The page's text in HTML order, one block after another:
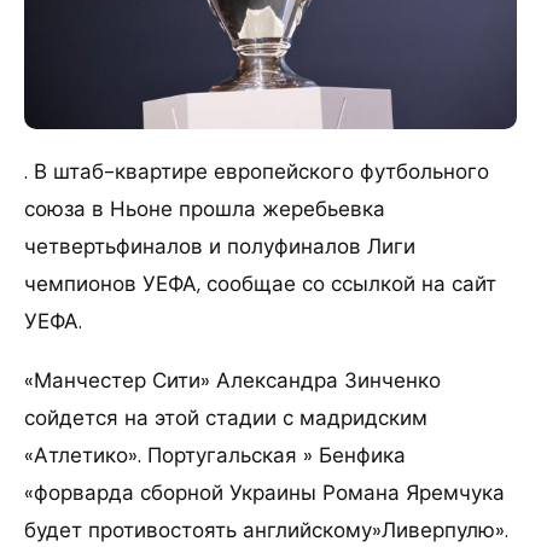
. В штаб-квартире европейского футбольного
союза в Ньоне прошла жеребьевка
четвертьфиналов и полуфиналов Лиги
чемпионов УЕФА, сообщае со ссылкой на сайт
УЕФА.
«Манчестер Сити» Александра Зинченко
сойдется на этой стадии с мадридским
«Атлетико». Португальская » Бенфика
«форварда сборной Украины Романа Яремчука
будет противостоять английскому»Ливерпулю».